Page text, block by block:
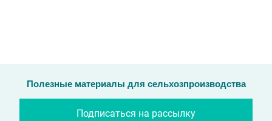
Полезные материалы для сельхозпроизводства
Подписаться на рассылку